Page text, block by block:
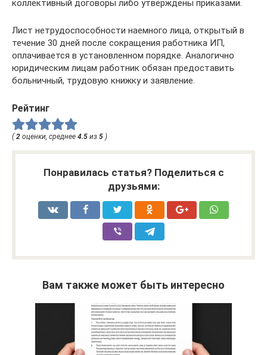
коллективный договоры либо утверждены приказами.
Лист нетрудоспособности наемного лица, открытый в
течение 30 дней после сокращения работника ИП,
оплачивается в установленном порядке. Аналогично
юридическим лицам работник обязан предоставить
больничный, трудовую книжку и заявление.
Рейтинг
( 2 оценки, среднее 4.5 из 5 )
Понравилась статья? Поделиться с
друзьями:
Вам также может быть интересно